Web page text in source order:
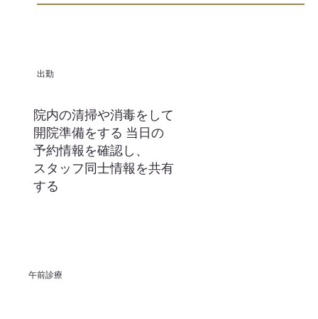
出勤
院内の清掃や消毒をして
開院準備をする 当日の
予約情報を確認し、
スタッフ同士情報を共有
する
午前診療